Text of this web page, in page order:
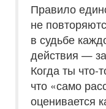
Правило
не
в судьбе
действия —
Когда ты
что «само
оценивается